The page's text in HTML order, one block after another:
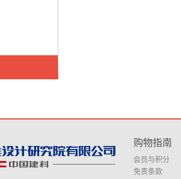
购物指南
会员与积分
免责条款